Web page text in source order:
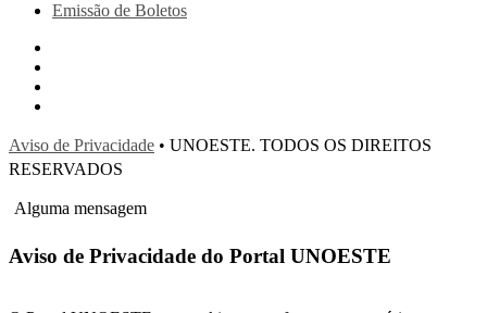
Emissão de Boletos
Aviso de Privacidade • UNOESTE. TODOS OS DIREITOS
RESERVADOS
Alguma mensagem
Aviso de Privacidade do Portal UNOESTE